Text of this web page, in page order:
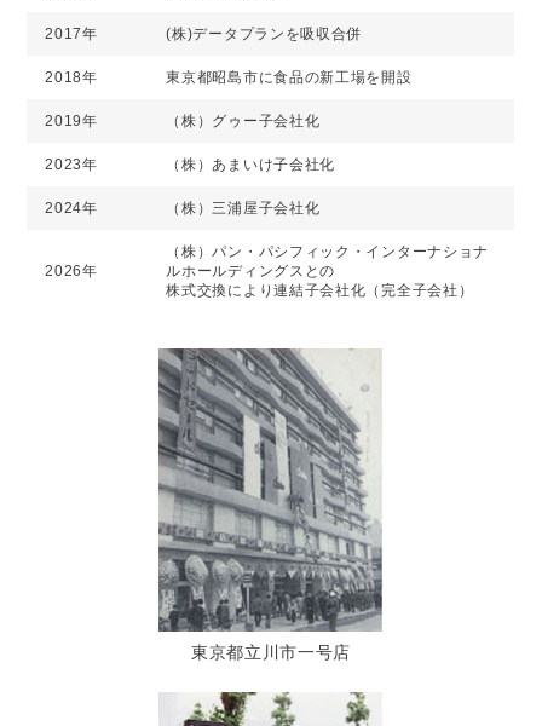
2017年 (株)データプランを吸収合併
2018年 東京都昭島市に食品の新工場を開設
2019年 （株）グゥー子会社化
2023年 （株）あまいけ子会社化
2024年 （株）三浦屋子会社化
2026年
（株）パン・パシフィック・インターナショナ
ルホールディングスとの
株式交換により連結子会社化（完全子会社）
東京都立川市一号店